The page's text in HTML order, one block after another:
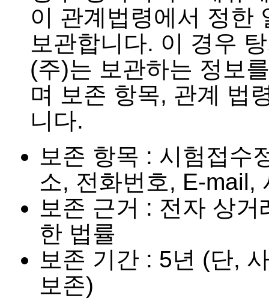
이 관계법령에서 정한
보관합니다. 이 경우
(주)는 보관하는 정보
며 보존 항목, 관계 법
니다.
보존 항목 : 시험접수
소, 전화번호, E-mail,
보존 근거 : 전자 상
한 법률
보존 기간 : 5년 (단,
보존)